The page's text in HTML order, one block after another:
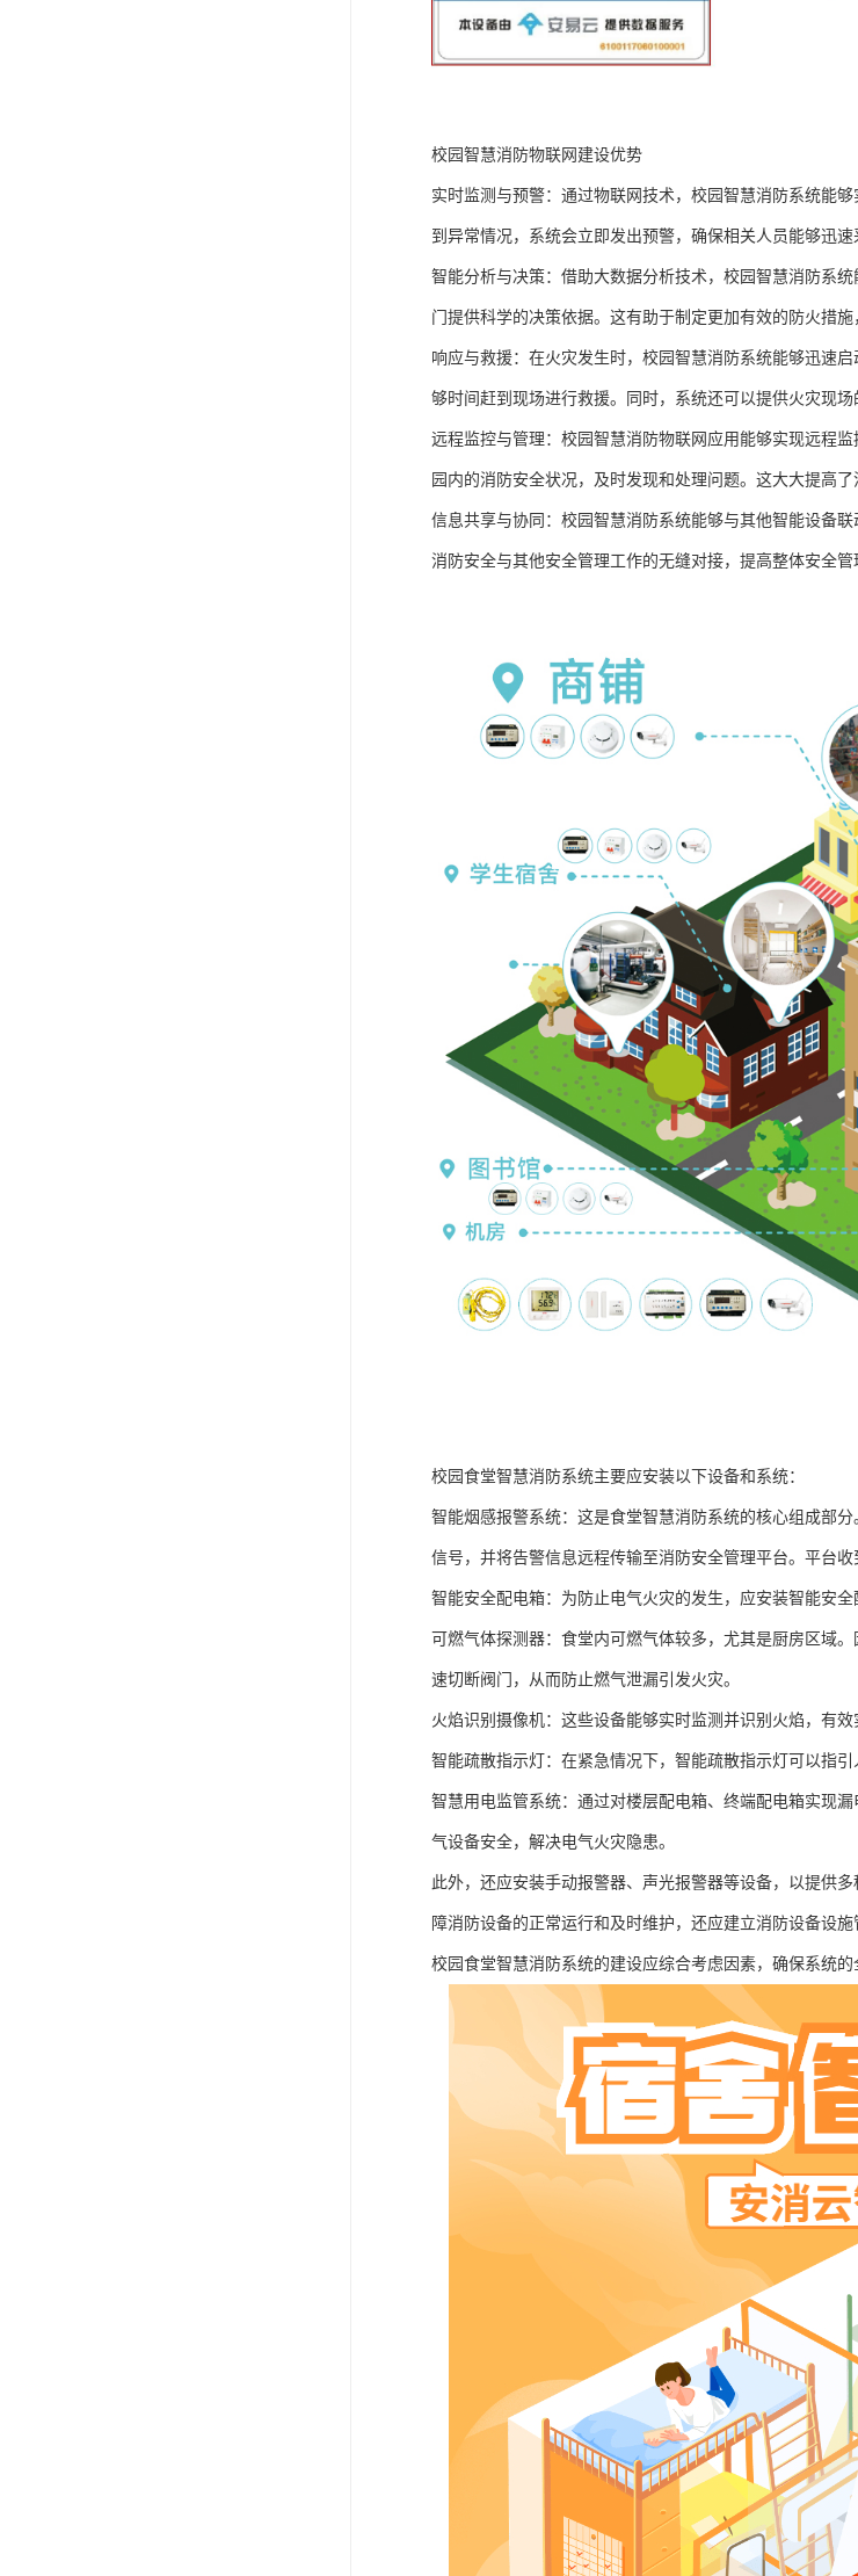
校园智慧消防物联网建设优势
实时监测与预警：通过物联网技术，校园智慧消防系统能
到异常情况，系统会立即发出预警，确保相关人员能够迅速
智能分析与决策：借助大数据分析技术，校园智慧消防系
门提供科学的决策依据。这有助于制定更加有效的防火措施
响应与救援：在火灾发生时，校园智慧消防系统能够迅速
够时间赶到现场进行救援。同时，系统还可以提供火灾现
远程监控与管理：校园智慧消防物联网应用能够实现远程
园内的消防安全状况，及时发现和处理问题。这大大提高了
信息共享与协同：校园智慧消防系统能够与其他智能设备
消防安全与其他安全管理工作的无缝对接，提高整体安全管
校园食堂智慧消防系统主要应安装以下设备和系统：
智能烟感报警系统：这是食堂智慧消防系统的核心组成部
信号，并将告警信息远程传输至消防安全管理平台。平台
智能安全配电箱：为防止电气火灾的发生，应安装智能安
可燃气体探测器：食堂内可燃气体较多，尤其是厨房区域
速切断阀门，从而防止燃气泄漏引发火灾。
火焰识别摄像机：这些设备能够实时监测并识别火焰，有
智能疏散指示灯：在紧急情况下，智能疏散指示灯可以指
智慧用电监管系统：通过对楼层配电箱、终端配电箱实现
气设备安全，解决电气火灾隐患。
此外，还应安装手动报警器、声光报警器等设备，以提供
障消防设备的正常运行和及时维护，还应建立消防设备设
校园食堂智慧消防系统的建设应综合考虑因素，确保系统